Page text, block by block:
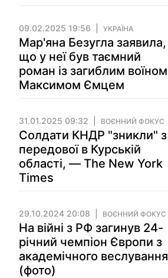
09.02.2025 19:56 УКРАЇНА
Мар'яна Безугла заявила,
що у неї був таємний
роман із загиблим воїном
Максимом Ємцем
31.01.2025 09:32 ВОЄННИЙ ФОКУС
Солдати КНДР "зникли" з
передової в Курській
області, — The New York
Times
29.10.2024 20:08 ВОЄННИЙ ФОКУС
На війні з РФ загинув 24-
річний чемпіон Європи з
академічного веслування
(фото)